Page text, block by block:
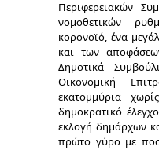
Περιφερειακών
νομοθετικών
κορονοϊό, ένα
και των
Δημοτικά
Οικονομική
εκατομμύρια
δημοκρατικό
εκλογή δημάρχων
πρώτο γύρο με